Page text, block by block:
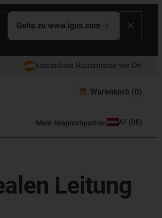
Gehe zu www.igus.com
kostenlose Hausmesse vor Ort
Warenkorb (0)
Mein Ansprechpartner AT (DE)
Leitung